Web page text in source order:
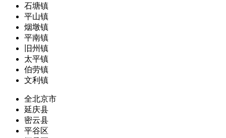
石塘镇
平山镇
烟墩镇
平南镇
旧州镇
太平镇
伯劳镇
文利镇
全北京市
延庆县
密云县
平谷区